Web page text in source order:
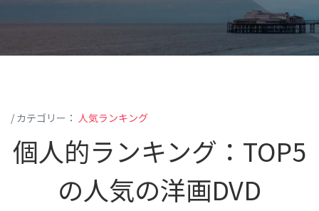
もっと見る
/ カテゴリー： 人気ランキング
個人的ランキング：TOP5
の人気の洋画DVD